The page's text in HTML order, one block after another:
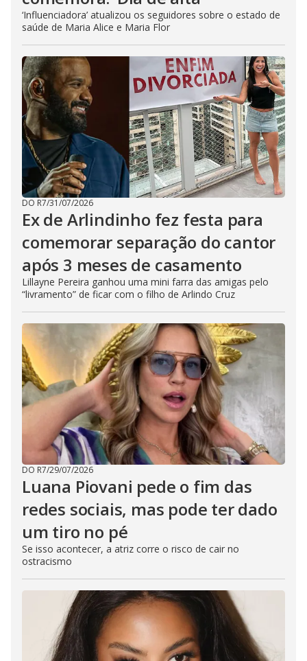
‘Influenciadora’ atualizou os seguidores sobre o estado de
saúde de Maria Alice e Maria Flor
DO R7/31/07/2026
Ex de Arlindinho fez festa para
comemorar separação do cantor
após 3 meses de casamento
Lillayne Pereira ganhou uma mini farra das amigas pelo
“livramento” de ficar com o filho de Arlindo Cruz
DO R7/29/07/2026
Luana Piovani pede o fim das
redes sociais, mas pode ter dado
um tiro no pé
Se isso acontecer, a atriz corre o risco de cair no
ostracismo